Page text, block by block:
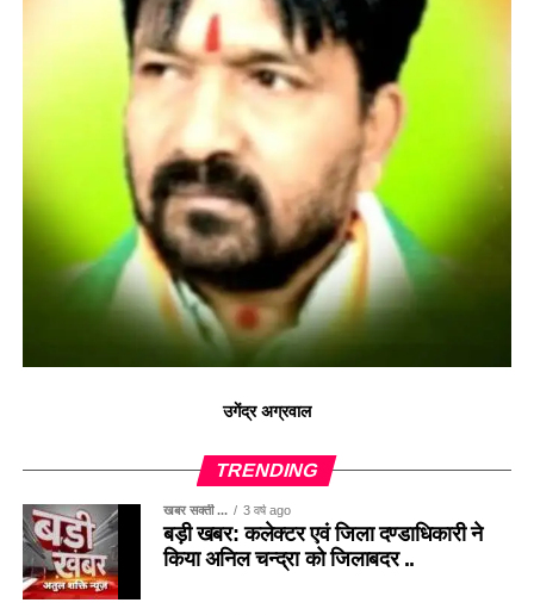
उगेंद्र अग्रवाल
TRENDING
खबर सक्ती ... 3 वर्ष ago
बड़ी खबर: कलेक्टर एवं जिला दण्डाधिकारी ने
किया अनिल चन्द्रा को जिलाबदर ..